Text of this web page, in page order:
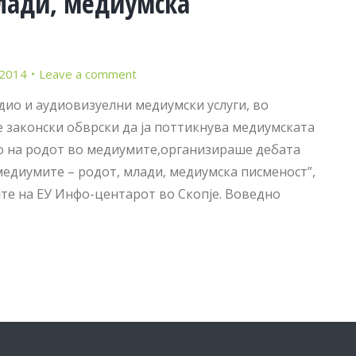
Leave a comment
и аудиовизуелни медиумски услуги, во
обврски да ја поттикнува медиумската
на родот во медиумите,организираше дебата
– родот, млади, медиумска писменост”,
на ЕУ Инфо-центарот во Скопје. Воведно